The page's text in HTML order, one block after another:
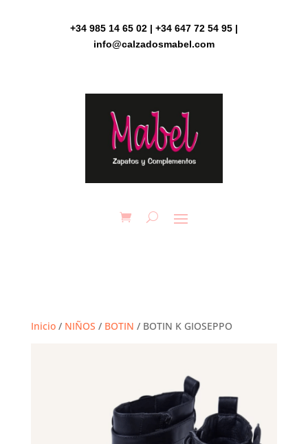
+34 985 14 65 02 | +34 647 72 54 95 |
info@calzadosmabel.com
Inicio/ NIÑOS / BOTIN / BOTIN K GIOSEPPO